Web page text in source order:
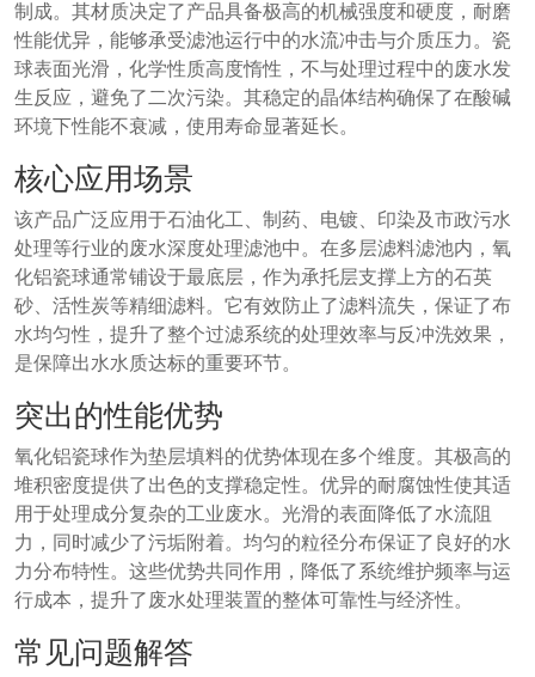
制成。其材质决定了产品具备极高的机械强度和硬度，耐磨
性能优异，能够承受滤池运行中的水流冲击与介质压力。瓷
球表面光滑，化学性质高度惰性，不与处理过程中的废水发
生反应，避免了二次污染。其稳定的晶体结构确保了在酸碱
环境下性能不衰减，使用寿命显著延长。
核心应用场景
该产品广泛应用于石油化工、制药、电镀、印染及市政污水
处理等行业的废水深度处理滤池中。在多层滤料滤池内，氧
化铝瓷球通常铺设于最底层，作为承托层支撑上方的石英
砂、活性炭等精细滤料。它有效防止了滤料流失，保证了布
水均匀性，提升了整个过滤系统的处理效率与反冲洗效果，
是保障出水水质达标的重要环节。
突出的性能优势
氧化铝瓷球作为垫层填料的优势体现在多个维度。其极高的
堆积密度提供了出色的支撑稳定性。优异的耐腐蚀性使其适
用于处理成分复杂的工业废水。光滑的表面降低了水流阻
力，同时减少了污垢附着。均匀的粒径分布保证了良好的水
力分布特性。这些优势共同作用，降低了系统维护频率与运
行成本，提升了废水处理装置的整体可靠性与经济性。
常见问题解答